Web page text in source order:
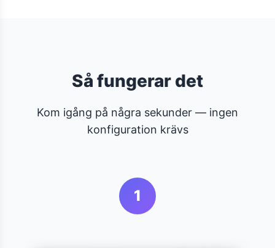
Så fungerar det
Kom igång på några sekunder — ingen
konfiguration krävs
1